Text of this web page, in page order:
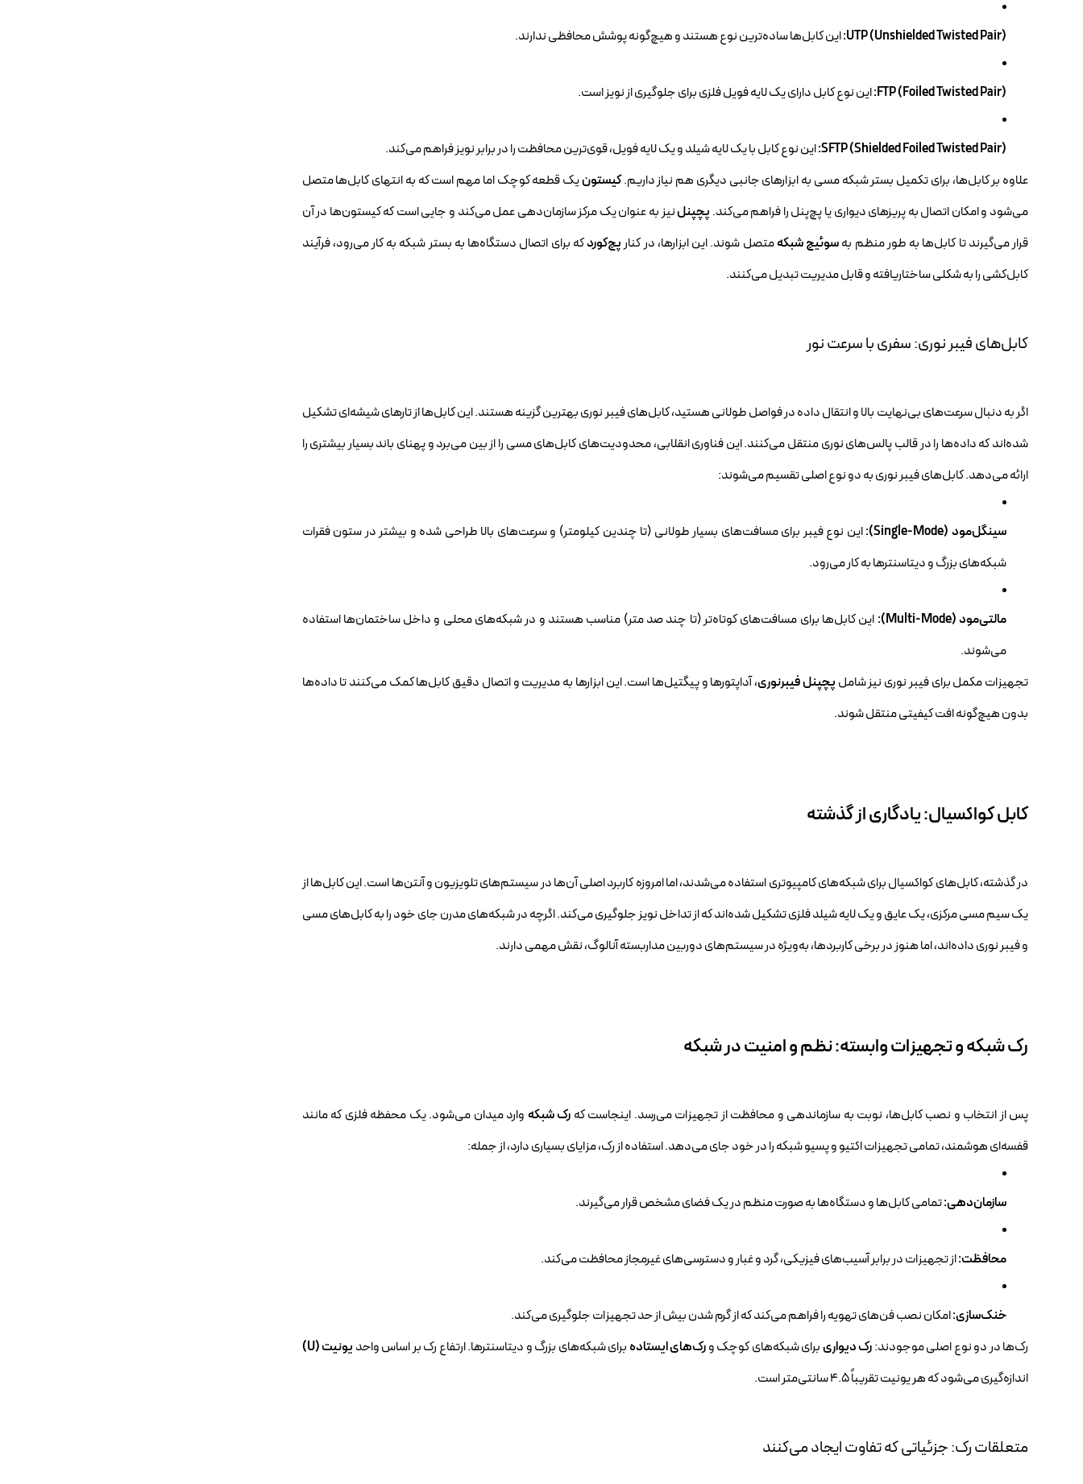
UTP (Unshielded Twisted Pair): این کابل‌ها ساده‌ترین نوع هستند و هیچ‌گونه پوشش محافظی ندارند.
FTP (Foiled Twisted Pair): این نوع کابل دارای یک لایه فویل فلزی برای جلوگیری از نویز است.
SFTP (Shielded Foiled Twisted Pair): این نوع کابل با یک لایه شیلد و یک لایه فویل، قوی‌ترین محافظت را در برابر نویز فراهم می‌کند.
علاوه بر کابل‌ها، برای تکمیل بستر شبکه مسی به ابزارهای جانبی دیگری هم نیاز داریم.کیستونیک قطعه کوچک اما مهم است که به انتهای کابل‌ها متصل
می‌شود و امکان اتصال به پریزهای دیواری یا پچ‌پنل را فراهم می‌کند. پچپنلنیز به عنوان یک مرکز سازمان‌دهی عمل می‌کند و جایی است که کیستون‌ها در آن
قرار می‌گیرند تا کابل‌ها به طور منظم بهسوئیچ شبکهمتصل شوند. این ابزارها، در کنارپچ‌کوردکه برای اتصال دستگاه‌ها به بستر شبکه به کار می‌رود، فرآیند
کابل‌کشی را به شکلی ساختاریافته و قابل مدیریت تبدیل می‌کنند.
کابل‌های فیبر نوری: سفری با سرعت نور
اگر به دنبال سرعت‌های بی‌نهایت بالا و انتقال داده در فواصل طولانی هستید، کابل‌های فیبر نوری بهترین گزینه هستند. این کابل‌ها از تارهای شیشه‌ای تشکیل
شده‌اند که داده‌ها را در قالب پالس‌های نوری منتقل می‌کنند. این فناوری انقلابی، محدودیت‌های کابل‌های مسی را از بین می‌برد و پهنای باند بسیار بیشتری را
ارائه می‌دهد. کابل‌های فیبر نوری به دو نوع اصلی تقسیم می‌شوند:
سینگل‌مود (Single-Mode):
این نوع فیبر برای مسافت‌های بسیار طولانی (تا چندین کیلومتر) و سرعت‌های بالا طراحی شده و بیشتر در ستون فقرات
شبکه‌های بزرگ و دیتاسنترها به کار می‌رود.
مالتی‌مود (Multi-Mode):
این کابل‌ها برای مسافت‌های کوتاه‌تر (تا چند صد متر) مناسب هستند و در شبکه‌های محلی و داخل ساختمان‌ها استفاده
می‌شوند.
تجهیزات مکمل برای فیبر نوری نیز شامل پچپنل فیبرنوری، آداپتورها و پیگتیل‌ها است. این ابزارها به مدیریت و اتصال دقیق کابل‌ها کمک می‌کنند تا داده‌ها
بدون هیچ‌گونه افت کیفیتی منتقل شوند.
کابل کواکسیال: یادگاری از گذشته
در گذشته، کابل‌های کواکسیال برای شبکه‌های کامپیوتری استفاده می‌شدند، اما امروزه کاربرد اصلی آن‌ها در سیستم‌های تلویزیون و آنتن‌ها است. این کابل‌ها از
یک سیم مسی مرکزی، یک عایق و یک لایه شیلد فلزی تشکیل شده‌اند که از تداخل نویز جلوگیری می‌کند. اگرچه در شبکه‌های مدرن جای خود را به کابل‌های مسی
و فیبر نوری داده‌اند، اما هنوز در برخی کاربردها، به‌ویژه در سیستم‌های دوربین مداربسته آنالوگ، نقش مهمی دارند.
رک شبکه و تجهیزات وابسته: نظم و امنیت در شبکه
پس از انتخاب و نصب کابل‌ها، نوبت به سازماندهی و محافظت از تجهیزات می‌رسد. اینجاست که رک شبکه وارد میدان می‌شود. یک محفظه فلزی که مانند
قفسه‌ای هوشمند، تمامی تجهیزات اکتیو و پسیو شبکه را در خود جای می‌دهد. استفاده از رک، مزایای بسیاری دارد، از جمله:
سازمان‌دهی:تمامی کابل‌ها و دستگاه‌ها به صورت منظم در یک فضای مشخص قرار می‌گیرند.
محافظت:از تجهیزات در برابر آسیب‌های فیزیکی، گرد و غبار و دسترسی‌های غیرمجاز محافظت می‌کند.
خنک‌سازی:امکان نصب فن‌های تهویه را فراهم می‌کند که از گرم شدن بیش از حد تجهیزات جلوگیری می‌کند.
رک‌ها در دو نوع اصلی موجودند:رک دیواری برای شبکه‌های کوچک ورک‌های ایستاده برای شبکه‌های بزرگ و دیتاسنترها. ارتفاع رک بر اساس واحد یونیت (U)
اندازه‌گیری می‌شود که هر یونیت تقریباً ۴.۵ سانتی‌متر است.
متعلقات رک: جزئیاتی که تفاوت ایجاد می‌کنند